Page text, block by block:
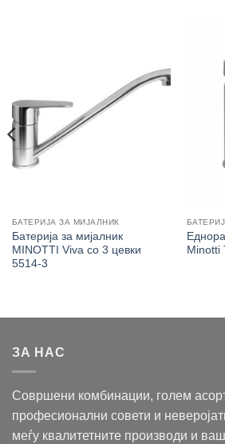
БАТЕРИЈА ЗА МИЈАЛНИК
Батерија за мијалник
MINOTTI Viva со 3 цевки
5514-3
Minotti
ЗА НАС
Совршени комбинации, голем
професионални совети и
меѓу квалитетните производи и